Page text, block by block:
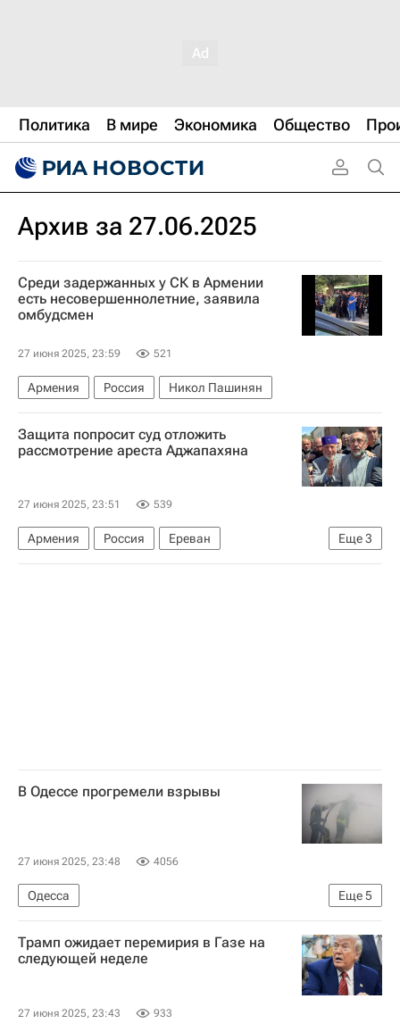
Политика В мире Экономика Общество
Архив за 27.06.2025
Среди задержанных у СК в Армении
есть несовершеннолетние, заявила
омбудсмен
27 июня 2025, 23:59 521
Армения Россия Никол Пашинян
Защита попросит суд отложить
рассмотрение ареста Аджапахяна
27 июня 2025, 23:51 539
Еще3
Армения Россия
Ереван
Самвел Карапетян
В Одессе прогремели взрывы
27 июня 2025, 23:48 4056
Еще5
Одесса
Специальная военная операция на Украине
В мире
Геннадий Труханов
Вооруженные силы РФ
Трамп ожидает перемирия в Газе на
следующей неделе
27 июня 2025, 23:43 933